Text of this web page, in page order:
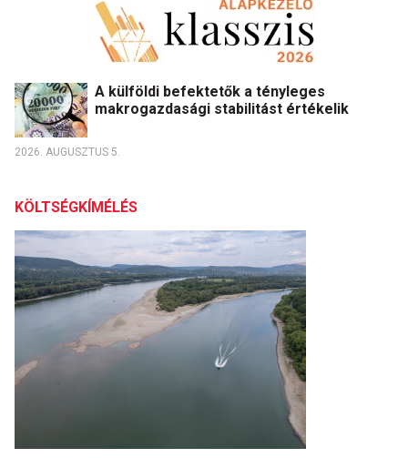
A külföldi befektetők a tényleges
makrogazdasági stabilitást értékelik
2026. AUGUSZTUS 5.
KÖLTSÉGKÍMÉLÉS